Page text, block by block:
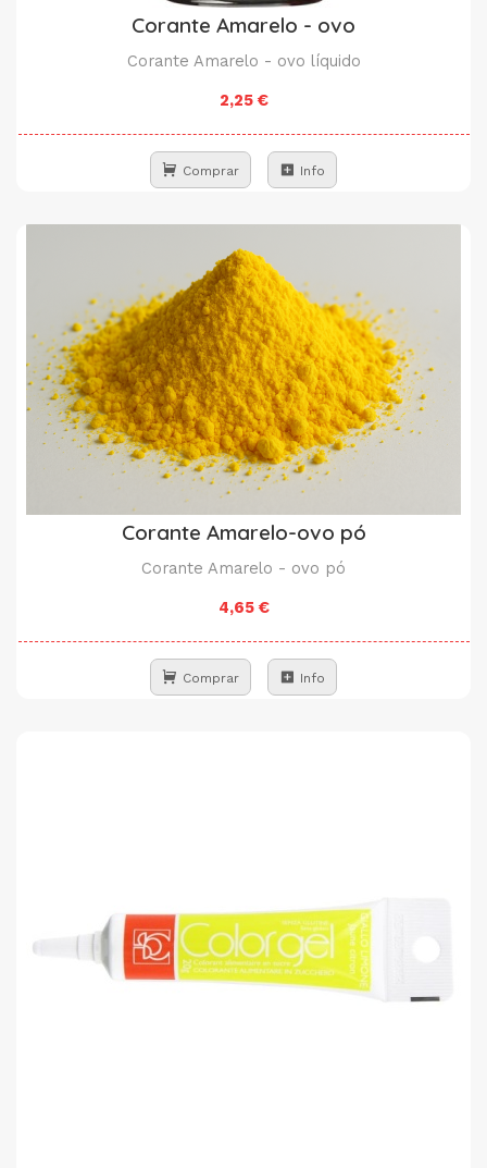
Corante Amarelo - ovo
Corante Amarelo - ovo líquido
2,25 €
Comprar Info
Corante Amarelo-ovo pó
Corante Amarelo - ovo pó
4,65 €
Comprar Info